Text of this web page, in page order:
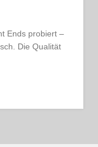
Mal begeistert.
und